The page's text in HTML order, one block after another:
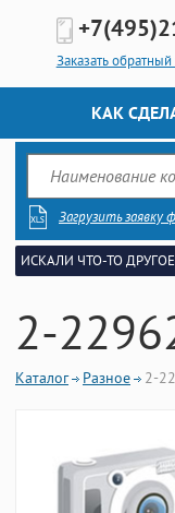
+7(495)
Заказать обратный
КАК
Загрузить заявку
ИСКАЛИ ЧТО-ТО
2-
Каталог Разное 2-